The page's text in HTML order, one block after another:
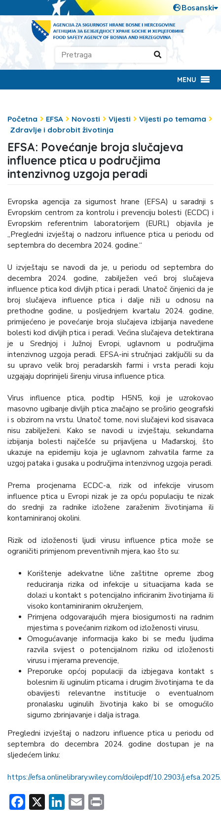
MENU
Početna EFSA Novosti Vijesti
Vijesti po temama
Zdravlje i dobrobit životinja
EFSA: Povećanje broja slučajeva
influence ptica u područjima
intenzivnog uzgoja peradi
Evropska agencija za sigurnost hrane (EFSA) u saradnji s
Evropskim centrom za kontrolu i prevenciju bolesti (ECDC) i
Evropskim referentnim laboratorijem (EURL) objavila je
„Pregledni izvještaj o nadzoru influence ptica u periodu od
septembra do decembra 2024. godine.“
U izvještaju se navodi da je, u periodu od septembra do
decembra 2024. godine, zabilježen veći broj slučajeva
influence ptica kod divljih ptica i peradi. Unatoč činjenici da je
broj slučajeva influence ptica i dalje niži u odnosu na
prethodne godine, u posljednjem kvartalu 2024. godine,
primijećeno je povećanje broja slučajeva izbijanja navedene
bolesti kod divljih ptica i peradi. Većina slučajeva detektirana
je u Srednjoj i Južnoj Evropi, uglavnom u područjima
intenzivnog uzgoja peradi. EFSA-ini stručnjaci zaključili su da
su upravo velik broj peradarskih farmi i vrsta peradi koju
uzgajaju doprinijeli širenju virusa influence ptica.
Virus influence ptica, podtip H5N5, koji je uzrokovao
masovno ugibanje divljih ptica značajno se proširio geografski
i s obzirom na vrstu. Unatoč tome, novi slučajevi kod sisavaca
nisu zabilježeni. Kako se navodi u izvještaju, sekundarna
izbijanja bolesti najčešće su prijavljena u Mađarskoj, što
ukazuje na epidemiju koja je uglavnom zahvatila farme za
uzgoj pataka i gusaka u područjima intenzivnog uzgoja peradi.
Prema procjenama ECDC-a, rizik od infekcije virusom
influence ptica u Evropi nizak je za opću populaciju te nizak
do srednji za radnike izložene zaraženim životinjama ili
kontaminiranoj okolini.
Rizik od izloženosti ljudi virusu influence ptica može se
ograničiti primjenom preventivnih mjera, kao što su:
Korištenje adekvatne lične zaštitne opreme zbog
reduciranja rizika od infekcije u situacijama kada se
dolazi u kontakt s potencijalno inficiranim životinjama ili
visoko kontaminiranim okruženjem,
Primjena odgovarajućih mjera biosigurnosti na radnim
mjestima s povećanim rizikom od izloženosti virusu,
Omogućavanje informacija kako bi se među ljudima
razvila svijest o potencijalnom riziku od izloženosti
virusu i mjerama prevencije,
Preporuke općoj populaciji da izbjegava kontakt s
bolesnim ili uginulim pticama i drugim životinjama te da
obavijesti relevantne institucije o eventualnom
pronalasku uginulih životinja kako bi se omogućilo
sigurno zbrinjavanje i dalja istraga.
Pregledni izvještaj o nadzoru influence ptica u periodu od
septembra do decembra 2024. godine dostupan je na
sljedećem linku:
https://efsa.onlinelibrary.wiley.com/doi/epdf/10.2903/
Facebook
X LinkedIn
Email